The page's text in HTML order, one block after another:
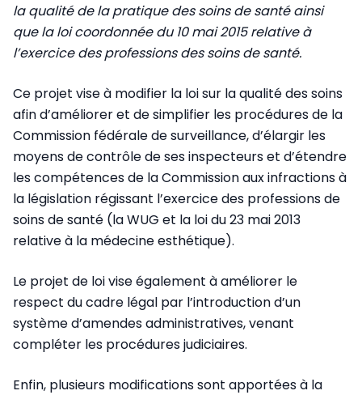
la qualité de la pratique des soins de santé ainsi
que la loi coordonnée du 10 mai 2015 relative à
l’exercice des professions des soins de santé.
Ce projet vise à modifier la loi sur la qualité des soins
afin d’améliorer et de simplifier les procédures de la
Commission fédérale de surveillance, d’élargir les
moyens de contrôle de ses inspecteurs et d’étendre
les compétences de la Commission aux infractions à
la législation régissant l’exercice des professions de
soins de santé (la WUG et la loi du 23 mai 2013
relative à la médecine esthétique).
Le projet de loi vise également à améliorer le
respect du cadre légal par l’introduction d’un
système d’amendes administratives, venant
compléter les procédures judiciaires.
Enfin, plusieurs modifications sont apportées à la